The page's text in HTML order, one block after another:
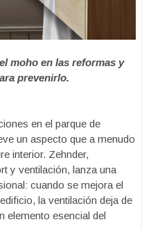
moho en las reformas y
prevenirlo.
en el parque de
un aspecto que a menudo
interior. Zehnder,
y ventilación, lanza una
cuando se mejora el
la ventilación deja de
elemento esencial del